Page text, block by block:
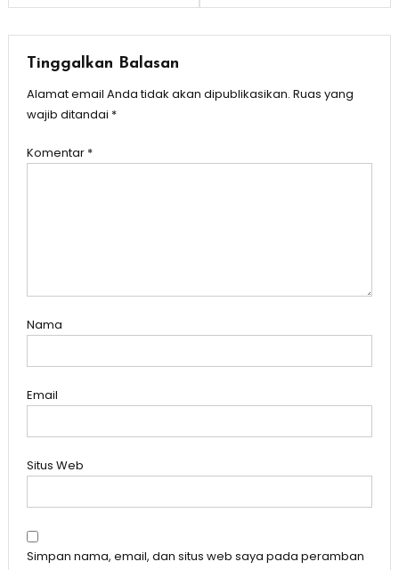
Tinggalkan Balasan
Alamat email Anda tidak akan dipublikasikan. Ruas yang
wajib ditandai *
Komentar *
Nama
Email
Situs Web
Simpan nama, email, dan situs web saya pada peramban